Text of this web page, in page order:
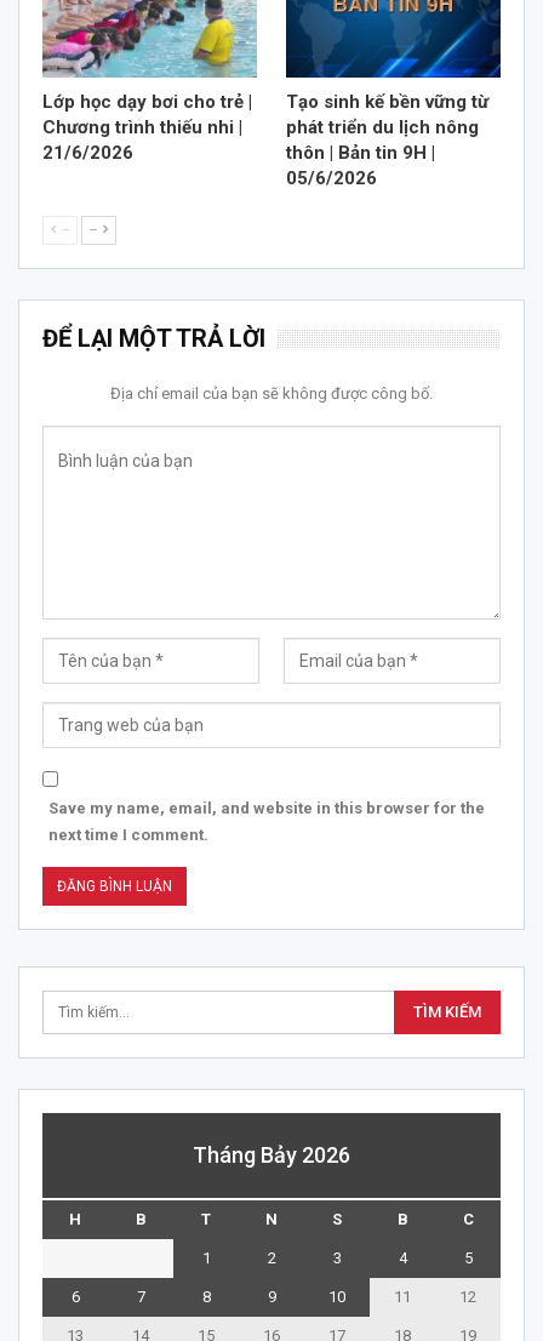
Lớp học dạy bơi cho trẻ |
Chương trình thiếu nhi |
21/6/2026
Tạo sinh kế bền vững từ
phát triển du lịch nông
thôn | Bản tin 9H |
05/6/2026
-- --
ĐỂ LẠI MỘT TRẢ LỜI
Địa chỉ email của bạn sẽ không được công bố.
Save my name, email, and website in this browser for the
next time I comment.
Tháng Bảy 2026
H B T N S B C
1 2 3 4 5
6 7 8 9 10 11 12
13 14 15 16 17 18 19